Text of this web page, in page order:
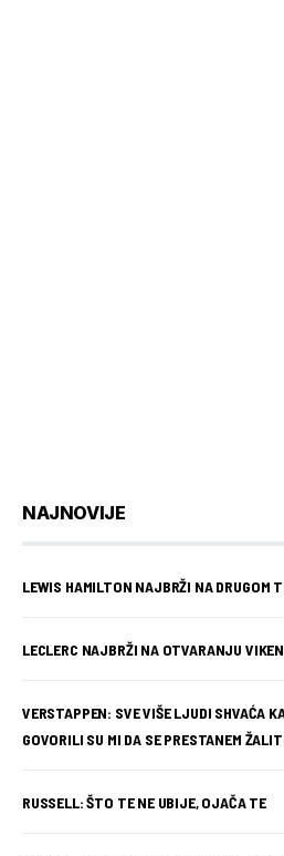
NAJNOVIJE
LEWIS HAMILTON NAJBRŽI NA DRUGOM
LECLERC NAJBRŽI NA OTVARANJU
VERSTAPPEN: SVE VIŠE LJUDI SHVAĆA
GOVORILI SU MI DA SE PRESTANEM
RUSSELL: ŠTO TE NE UBIJE, OJAČA TE